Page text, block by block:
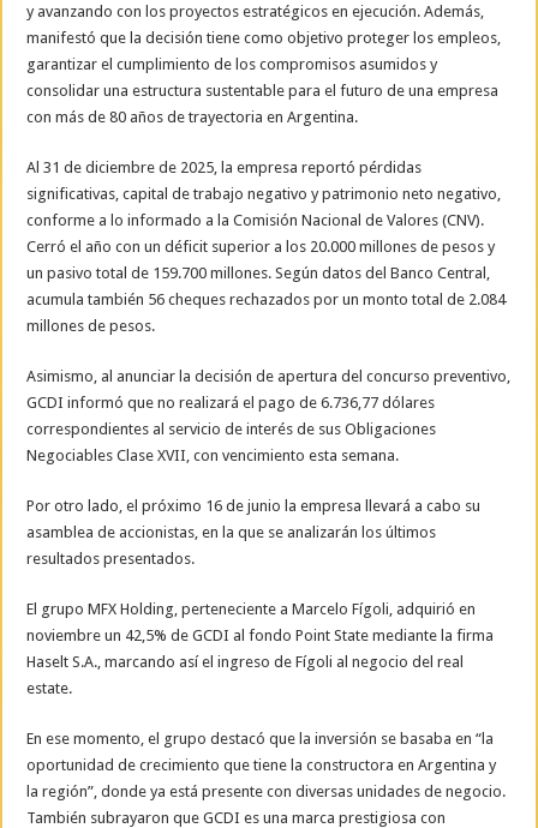
y avanzando con los proyectos estratégicos en ejecución. Además,
manifestó que la decisión tiene como objetivo proteger los empleos,
garantizar el cumplimiento de los compromisos asumidos y
consolidar una estructura sustentable para el futuro de una empresa
con más de 80 años de trayectoria en Argentina.
Al 31 de diciembre de 2025, la empresa reportó pérdidas
significativas, capital de trabajo negativo y patrimonio neto negativo,
conforme a lo informado a la Comisión Nacional de Valores (CNV).
Cerró el año con un déficit superior a los 20.000 millones de pesos y
un pasivo total de 159.700 millones. Según datos del Banco Central,
acumula también 56 cheques rechazados por un monto total de 2.084
millones de pesos.
Asimismo, al anunciar la decisión de apertura del concurso preventivo,
GCDI informó que no realizará el pago de 6.736,77 dólares
correspondientes al servicio de interés de sus Obligaciones
Negociables Clase XVII, con vencimiento esta semana.
Por otro lado, el próximo 16 de junio la empresa llevará a cabo su
asamblea de accionistas, en la que se analizarán los últimos
resultados presentados.
El grupo MFX Holding, perteneciente a Marcelo Fígoli, adquirió en
noviembre un 42,5% de GCDI al fondo Point State mediante la firma
Haselt S.A., marcando así el ingreso de Fígoli al negocio del real
estate.
En ese momento, el grupo destacó que la inversión se basaba en “la
oportunidad de crecimiento que tiene la constructora en Argentina y
la región”, donde ya está presente con diversas unidades de negocio.
También subrayaron que GCDI es una marca prestigiosa con